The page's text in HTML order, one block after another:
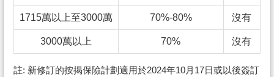
1715萬以上至3000萬 70%-80% 沒有
3000萬以上 70% 沒有
註: 新修訂的按揭保險計劃適用於2024年10月17日或以後簽訂